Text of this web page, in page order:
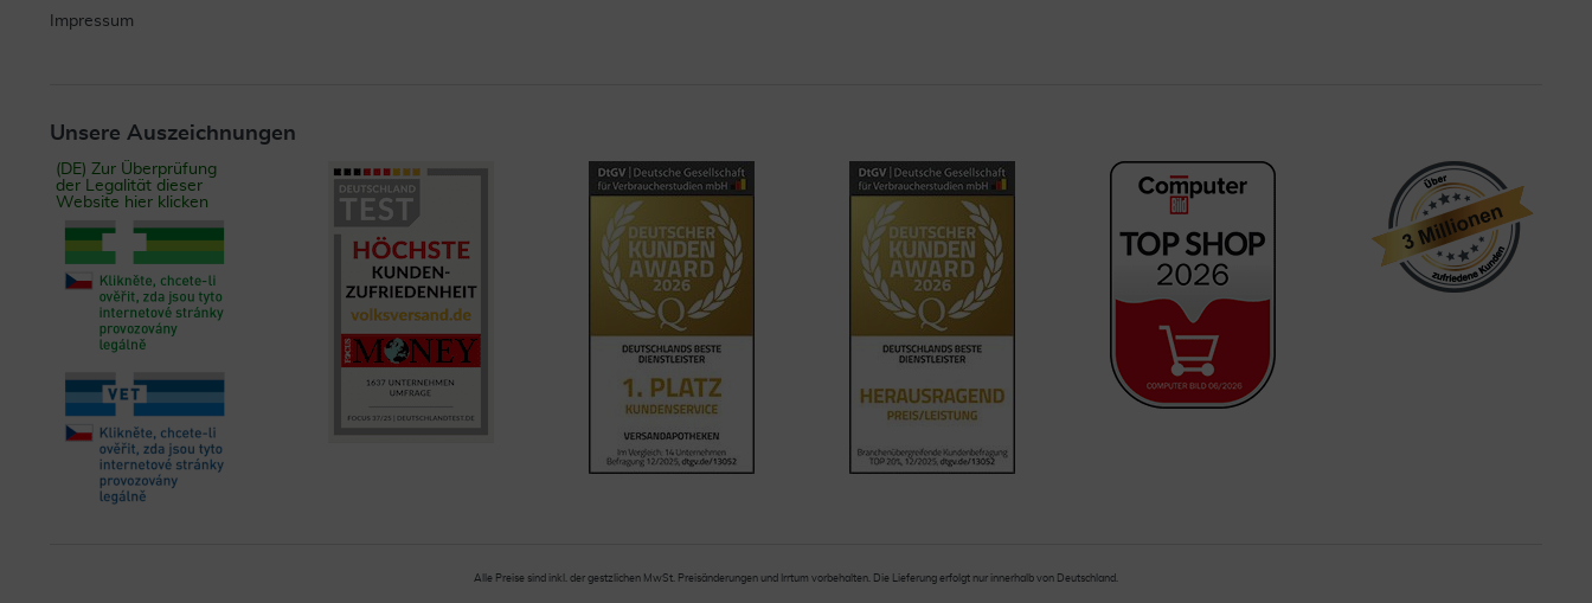
Impressum
Unsere Auszeichnungen
(DE) Zur Überprüfung
der Legalität dieser
Website hier klicken
Alle Preise sind inkl. der gestzlichen MwSt. Preisänderungen und Irrtum vorbehalten. Die Lieferung erfolgt nur innerhalb von Deutschland.